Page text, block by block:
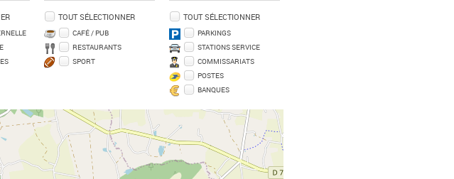
TOUT SÉLECTIONNER
CAFÉ / PUB
RESTAURANTS
SPORT
TOUT SÉLECTIONNER
PARKINGS
STATIONS SERVICE
COMMISSARIATS
POSTES
BANQUES